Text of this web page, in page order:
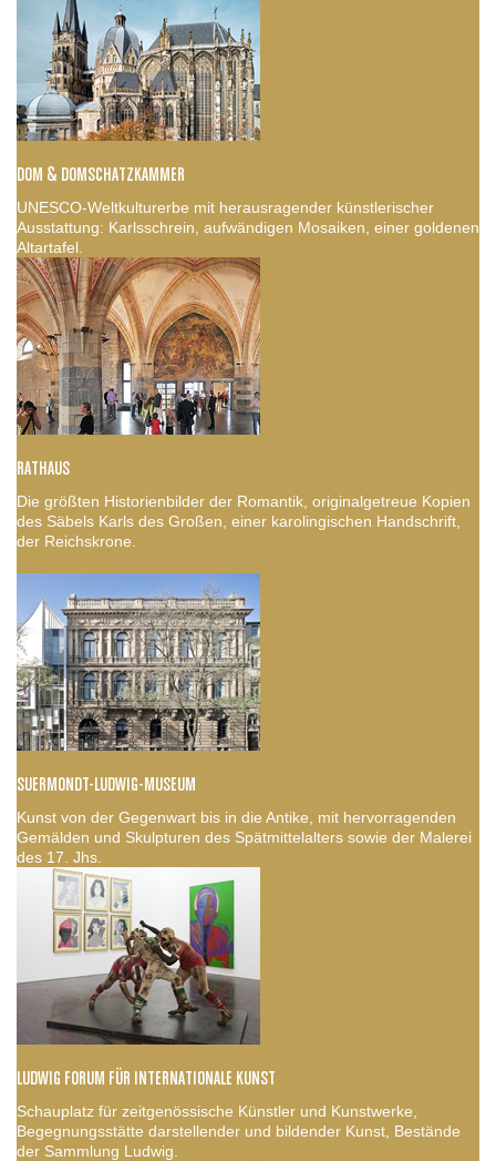
DOM & DOMSCHATZKAMMER
UNESCO-Weltkulturerbe mit herausragender künstlerischer
Ausstattung: Karlsschrein, aufwändigen Mosaiken, einer goldenen
Altartafel.
RATHAUS
Die größten Historienbilder der Romantik, originalgetreue Kopien
des Säbels Karls des Großen, einer karolingischen Handschrift,
der Reichskrone.
SUERMONDT-LUDWIG-MUSEUM
Kunst von der Gegenwart bis in die Antike, mit hervorragenden
Gemälden und Skulpturen des Spätmittelalters sowie der Malerei
des 17. Jhs.
LUDWIG FORUM FÜR INTERNATIONALE KUNST
Schauplatz für zeitgenössische Künstler und Kunstwerke,
Begegnungsstätte darstellender und bildender Kunst, Bestände
der Sammlung Ludwig.